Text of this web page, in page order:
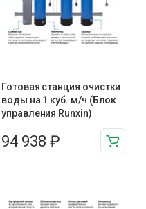
Готовая станция очистки
воды на 1 куб. м/ч (Блок
управления Runxin)
94 938 ₽